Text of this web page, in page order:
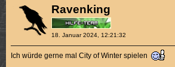
Ravenking
18. Januar 2024, 12:21:32
Ich würde gerne mal City of Winter spielen